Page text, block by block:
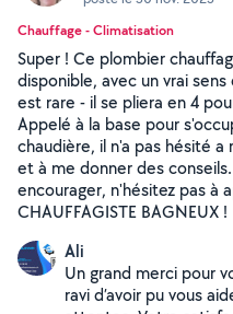
Chauffage - Climatisation
Super ! Ce plombier
disponible, avec un vrai
est rare - il se pliera en 4
Appelé à la base pour
chaudière, il n'a pas hésité
et à me donner des
encourager, n'hésitez pas à
CHAUFFAGISTE BAGNEUX !
Ali
Un grand merci pour
ravi d’avoir pu vous